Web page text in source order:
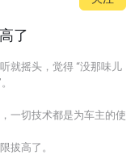
了
就摇头，觉得 “没那味儿
一切技术都是为车主的使
拔高了。